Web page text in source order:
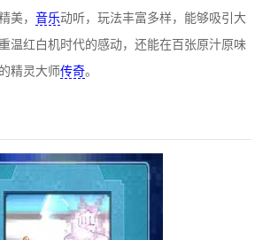
美，音乐动听，玩法丰富多样，能够吸引大
温红白机时代的感动，还能在百张原汁原味
精灵大师传奇。